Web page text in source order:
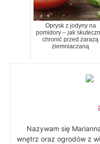
Oprysk z jodyny na
pomidory – jak
chronić przed zarazą
ziemniaczaną
Nazywam się
wnętrz oraz ogrodów z